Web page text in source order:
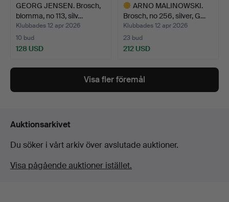
GEORG JENSEN. Brosch,
blomma, no 113, silv…
Klubbades 12 apr 2026
10 bud
128 USD
ARNO MALINOWSKI.
Brosch, no 256, silver, G…
Klubbades 12 apr 2026
23 bud
212 USD
föremål
Visa fler föremål
Auktionsarkivet
Du söker i vårt arkiv över avslutade auktioner.
Visa pågående auktioner istället.